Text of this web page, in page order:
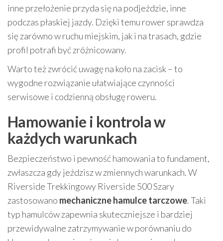
inne przełożenie przyda się na podjeździe, inne
podczas płaskiej jazdy. Dzięki temu rower sprawdza
się zarówno w ruchu miejskim, jak i na trasach, gdzie
profil potrafi być zróżnicowany.
Warto też zwrócić uwagę na koło na zacisk – to
wygodne rozwiązanie ułatwiające czynności
serwisowe i codzienną obsługę roweru.
Hamowanie i kontrola w
każdych warunkach
Bezpieczeństwo i pewność hamowania to fundament,
zwłaszcza gdy jeździsz w zmiennych warunkach. W
Riverside Trekkingowy Riverside 500 Szary
zastosowano mechaniczne hamulce tarczowe. Taki
typ hamulców zapewnia skuteczniejsze i bardziej
przewidywalne zatrzymywanie w porównaniu do